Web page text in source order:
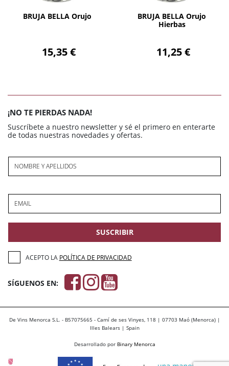
BRUJA BELLA Orujo
15,35 €
BRUJA BELLA Orujo
Hierbas
11,25 €
¡NO TE PIERDAS NADA!
Suscríbete a nuestro newsletter y sé el primero en enterarte
de todas nuestras novedades y ofertas.
NOMBRE Y APELLIDOS
EMAIL
SUSCRIBIR
ACEPTO LA POLÍTICA DE PRIVACIDAD
SÍGUENOS EN:
De Vins Menorca S.L. - B57075665 - Camí de ses Vinyes, 118 | 07703 Maó (Menorca) |
Illes Balears | Spain
Desarrollado por Binary Menorca